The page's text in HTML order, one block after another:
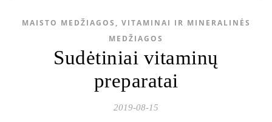
MAISTO MEDŽIAGOS, VITAMINAI IR MINERALINĖS
MEDŽIAGOS
Sudėtiniai vitaminų
preparatai
2019-08-15